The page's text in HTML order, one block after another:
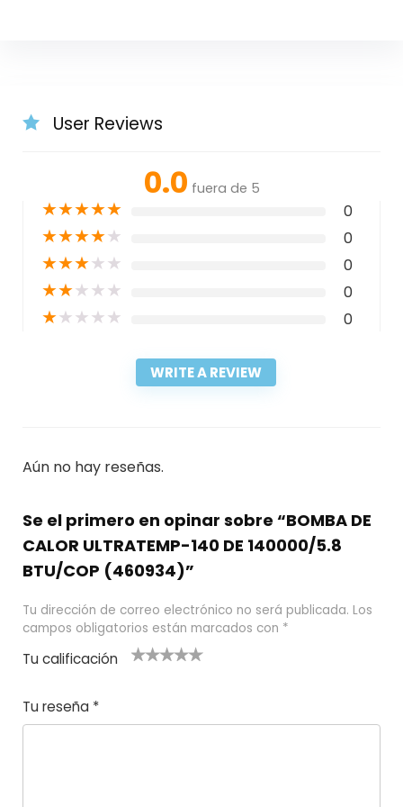
User Reviews
0.0 fuera de 5
★★★★★ 0
★★★★★ 0
★★★★★ 0
★★★★★ 0
★★★★★ 0
WRITE A REVIEW
Aún no hay reseñas.
Se el primero en opinar sobre “BOMBA DE
CALOR ULTRATEMP-140 DE 140000/5.8
BTU/COP (460934)”
Tu dirección de correo electrónico no será publicada. Los
campos obligatorios están marcados con *
Tu calificación
e
5
las
s
Tu reseña *